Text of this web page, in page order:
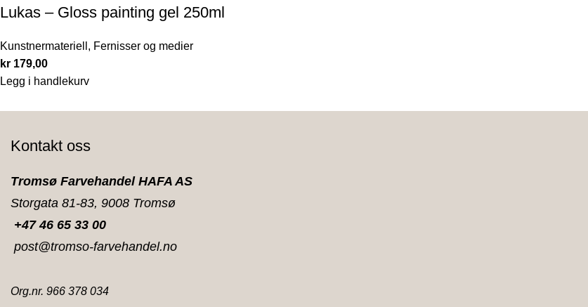
Lukas – Gloss painting gel 250ml
Kunstnermateriell , Fernisser og medier
kr 179,00
Legg i handlekurv
Kontakt oss
Tromsø Farvehandel HAFA AS
Storgata 81-83, 9008 Tromsø
+47 46 65 33 00
post@tromso-farvehandel.no
Org.nr. 966 378 034